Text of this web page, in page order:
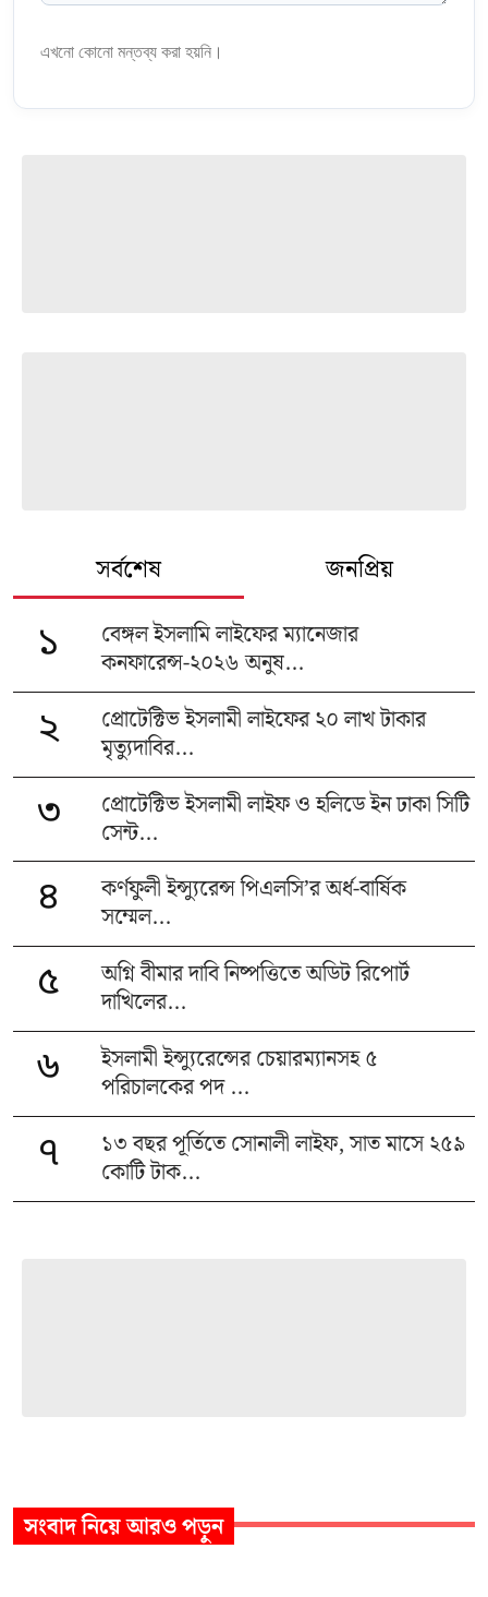
এখনো কোনো মন্তব্য করা হয়নি।
সর্বশেষ জনপ্রিয়
১
বেঙ্গল ইসলামি লাইফের ম্যানেজার
কনফারেন্স-২০২৬ অনুষ...
২
প্রোটেক্টিভ ইসলামী লাইফের ২০ লাখ টাকার
মৃত্যুদাবির...
৩
প্রোটেক্টিভ ইসলামী লাইফ ও হলিডে ইন ঢাকা সিটি
সেন্ট...
৪
কর্ণফুলী ইন্স্যুরেন্স পিএলসি’র অর্ধ-বার্ষিক
সম্মেল...
৫
অগ্নি বীমার দাবি নিষ্পত্তিতে অডিট রিপোর্ট
দাখিলের...
৬
ইসলামী ইন্স্যুরেন্সের চেয়ারম্যানসহ ৫
পরিচালকের পদ ...
৭
১৩ বছর পূর্তিতে সোনালী লাইফ, সাত মাসে ২৫৯
কোটি টাক...
সংবাদনিয়ে আরও পড়ুন